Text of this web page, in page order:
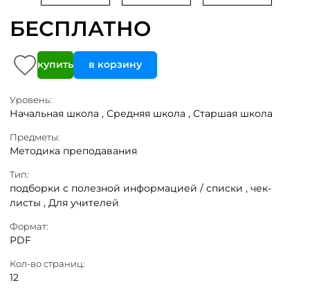
БЕСПЛАТНО
купить в корзину
Уровень:
Начальная школа , Средняя школа , Старшая школа
Предметы:
Методика преподавания
Тип:
подборки с полезной информацией / списки , чек-
листы , Для учителей
Формат:
PDF
Кол-во страниц:
12